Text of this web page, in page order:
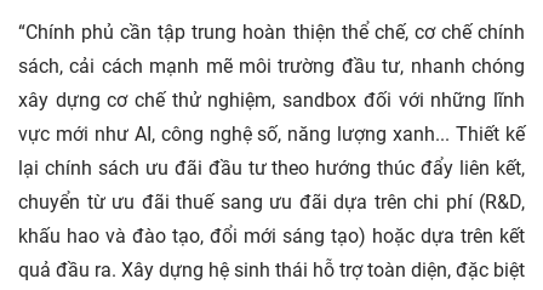
“Chính phủ cần tập trung hoàn thiện thể chế, cơ chế chính
sách, cải cách mạnh mẽ môi trường đầu tư, nhanh chóng
xây dựng cơ chế thử nghiệm, sandbox đối với những lĩnh
vực mới như AI, công nghệ số, năng lượng xanh... Thiết kế
lại chính sách ưu đãi đầu tư theo hướng thúc đẩy liên kết,
chuyển từ ưu đãi thuế sang ưu đãi dựa trên chi phí (R&D,
khấu hao và đào tạo, đổi mới sáng tạo) hoặc dựa trên kết
quả đầu ra. Xây dựng hệ sinh thái hỗ trợ toàn diện, đặc biệt